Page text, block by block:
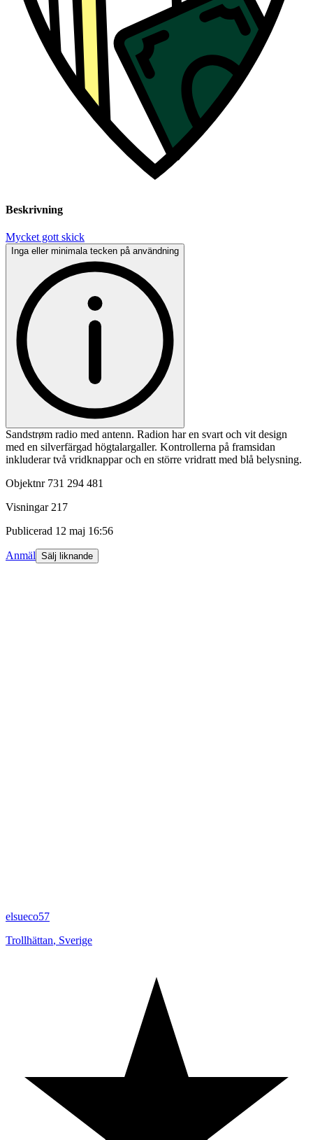
Beskrivning
Mycket gott skick
Inga eller minimala tecken på användning
Sandstrøm radio med antenn. Radion har en svart och vit design
med en silverfärgad högtalargaller. Kontrollerna på framsidan
inkluderar två vridknappar och en större vridratt med blå belysning.
Objektnr 731 294 481
Visningar 217
Publicerad 12 maj 16:56
Anmäl Sälj liknande
elsueco57
Trollhättan, Sverige